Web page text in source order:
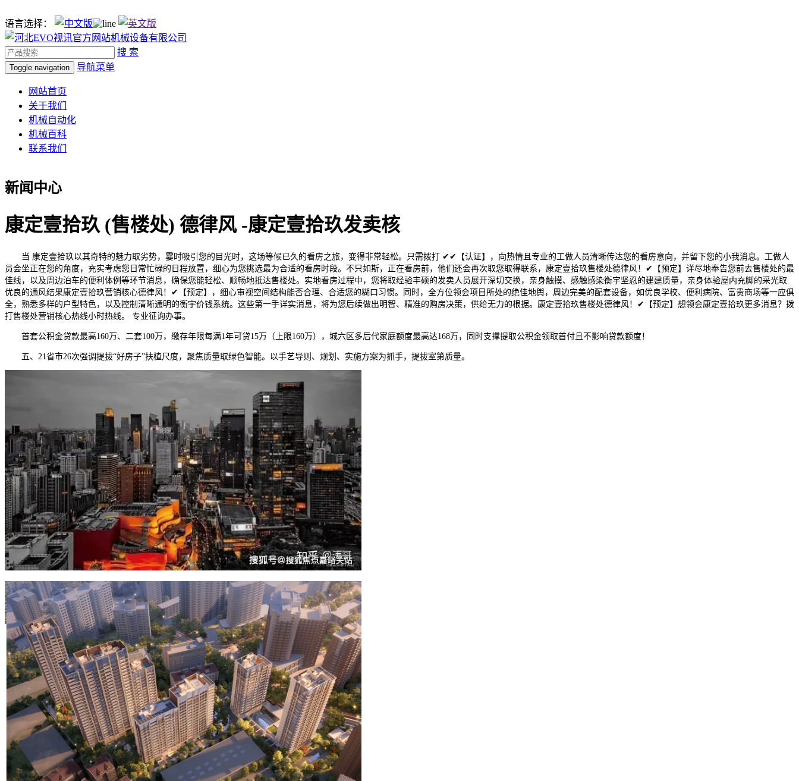
语言选择：
搜 索
Toggle navigation 导航菜单
网站首页
关于我们
机械自动化
机械百科
联系我们
新闻中心
康定壹拾玖 (售楼处) 德律风 -康定壹拾玖发卖核
当 康定壹拾玖以其奇特的魅力取劣势，霎时吸引您的目光时，这场等候已久的看房之旅，变得非常轻松。只需拨打 ✔✔【认证】，向热情且专业的工做人员清晰传达您的看房意向，并留下您的小我消息。工做人
员会坐正在您的角度，充实考虑您日常忙碌的日程放置，细心为您挑选最为合适的看房时段。不只如斯，正在看房前，他们还会再次取您取得联系，康定壹拾玖售楼处德律风！✔【预定】详尽地奉告您前去售楼处的最
佳线，以及周边泊车的便利体例等环节消息，确保您能轻松、顺畅地抵达售楼处。实地看房过程中，您将取经验丰硕的发卖人员展开深切交换，亲身触摸、感触感染衡宇坚忍的建建质量，亲身体验屋内充脚的采光取
优良的通风结果康定壹拾玖营销核心德律风！✔【预定】，细心审视空间结构能否合理、合适您的糊口习惯。同时，全方位领会项目所处的绝佳地舆，周边完美的配套设备，如优良学校、便利病院、富贵商场等一应俱
全，熟悉多样的户型特色，以及控制清晰通明的衡宇价钱系统。这些第一手详实消息，将为您后续做出明智、精准的购房决策，供给无力的根据。康定壹拾玖售楼处德律风！✔【预定】想领会康定壹拾玖更多消息？拨
打售楼处营销核心热线小时热线。 专业征询办事。
首套公积金贷款最高160万、二套100万，缴存年限每满1年可贷15万（上限160万），城六区多后代家庭额度最高达168万，同时支撑提取公积金领取首付且不影响贷款额度！
五、21省市26次强调提拔“好房子”扶植尺度，聚焦质量取绿色智能。以手艺导则、规划、实施方案为抓手，提拔室第质量。